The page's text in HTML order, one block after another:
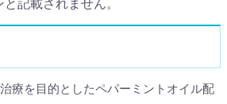
記載されません。
療を目的としたペパーミントオイル配